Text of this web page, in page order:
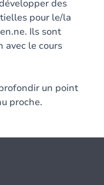
des
pour le/la
Ils sont
avec le cours
un point
proche.